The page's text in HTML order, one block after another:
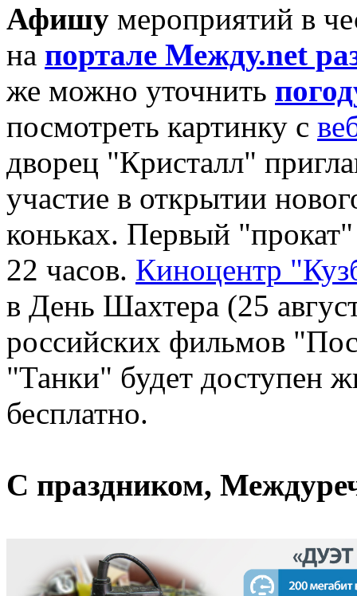
Афишу мероприятий в
на портале Между.net
же можно уточнить
посмотреть картинку с
дворец "Кристалл"
участие в открытии
коньках. Первый "прокат"
22 часов. Киноцентр
в День Шахтера (25
российских фильмов
"Танки" будет доступен
бесплатно.
С праздником,